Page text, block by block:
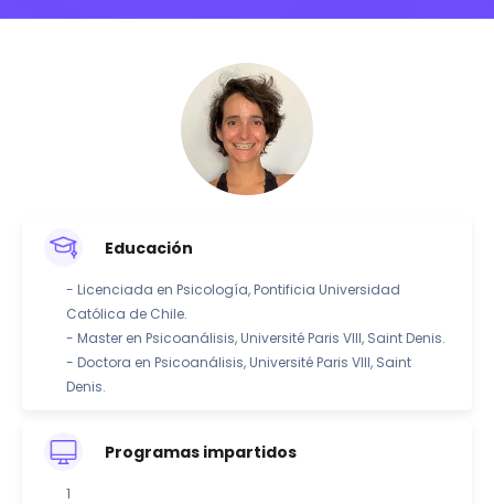
Educación
- Licenciada en Psicología, Pontificia Universidad
Católica de Chile.
- Master en Psicoanálisis, Université Paris VIII, Saint Denis.
- Doctora en Psicoanálisis, Université Paris VIII, Saint
Denis.
Programas impartidos
1